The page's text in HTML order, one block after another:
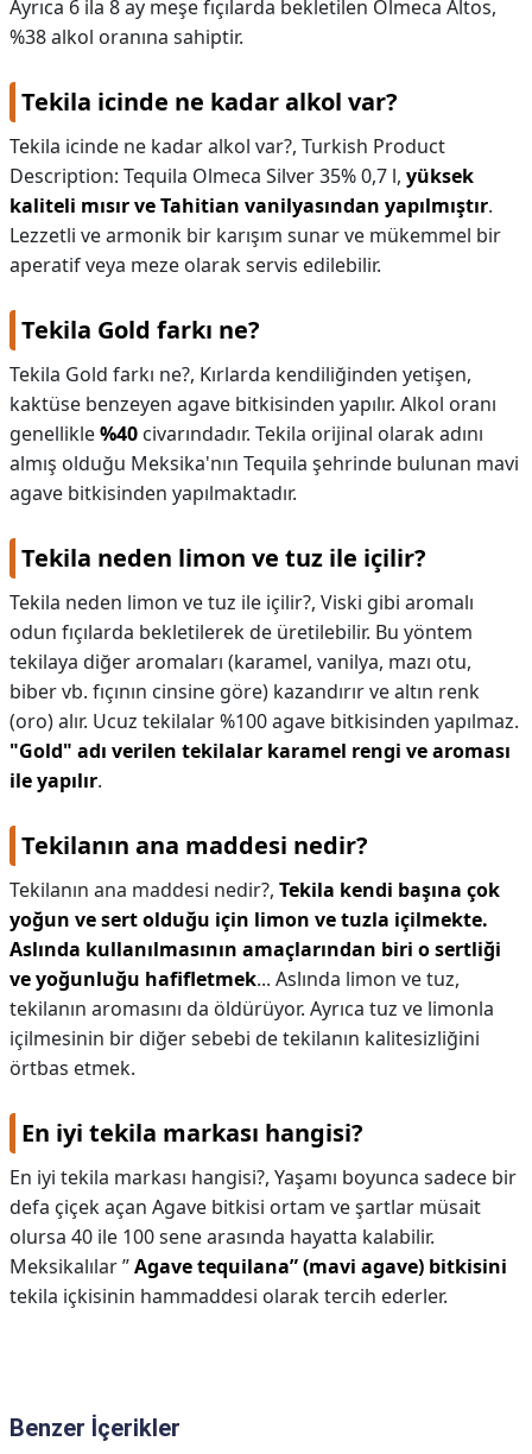
Ayrıca 6 ila 8 ay meşe fıçılarda bekletilen Olmeca Altos,
%38 alkol oranına sahiptir.
Tekila icinde ne kadar alkol var?
Tekila icinde ne kadar alkol var?, Turkish Product
Description: Tequila Olmeca Silver 35% 0,7 l, yüksek
kaliteli mısır ve Tahitian vanilyasından yapılmıştır.
Lezzetli ve armonik bir karışım sunar ve mükemmel bir
aperatif veya meze olarak servis edilebilir.
Tekila Gold farkı ne?
Tekila Gold farkı ne?, Kırlarda kendiliğinden yetişen,
kaktüse benzeyen agave bitkisinden yapılır. Alkol oranı
genellikle%40 civarındadır. Tekila orijinal olarak adını
almış olduğu Meksika'nın Tequila şehrinde bulunan mavi
agave bitkisinden yapılmaktadır.
Tekila neden limon ve tuz ile içilir?
Tekila neden limon ve tuz ile içilir?, Viski gibi aromalı
odun fıçılarda bekletilerek de üretilebilir. Bu yöntem
tekilaya diğer aromaları (karamel, vanilya, mazı otu,
biber vb. fıçının cinsine göre) kazandırır ve altın renk
(oro) alır. Ucuz tekilalar %100 agave bitkisinden yapılmaz.
"Gold" adı verilen tekilalar karamel rengi ve aroması
ile yapılır.
Tekilanın ana maddesi nedir?
Tekilanın ana maddesi nedir?, Tekila kendi başına çok
yoğun ve sert olduğu için limon ve tuzla içilmekte.
Aslında kullanılmasının amaçlarından biri o sertliği
ve yoğunluğu hafifletmek... Aslında limon ve tuz,
tekilanın aromasını da öldürüyor. Ayrıca tuz ve limonla
içilmesinin bir diğer sebebi de tekilanın kalitesizliğini
örtbas etmek.
En iyi tekila markası hangisi?
En iyi tekila markası hangisi?, Yaşamı boyunca sadece bir
defa çiçek açan Agave bitkisi ortam ve şartlar müsait
olursa 40 ile 100 sene arasında hayatta kalabilir.
Meksikalılar ”Agave tequilana” (mavi agave) bitkisini
tekila içkisinin hammaddesi olarak tercih ederler.
Benzer İçerikler